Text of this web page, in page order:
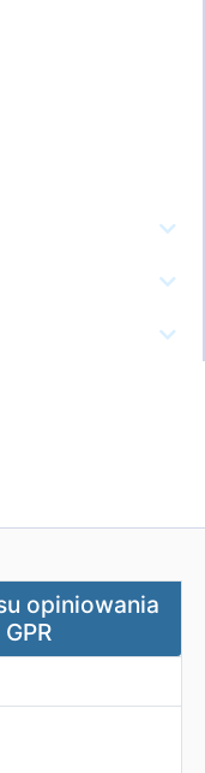
projektu
opiniowania